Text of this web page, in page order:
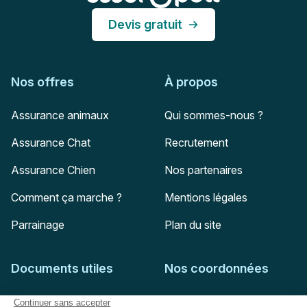
Devis gratuit
Nos offres
Assurance animaux
Assurance Chat
Assurance Chien
Comment ça marche ?
Parrainage
À propos
Qui sommes-nous ?
Recrutement
Nos partenaires
Mentions légales
Plan du site
Documents utiles
Feuille de soins
Nos coordonnées